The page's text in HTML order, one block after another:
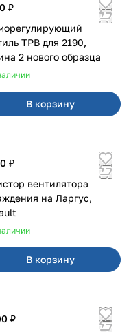
₽
ТРВ для 2190,
2 нового образца
В корзину
₽
вентилятора
на Ларгус,
В корзину
₽